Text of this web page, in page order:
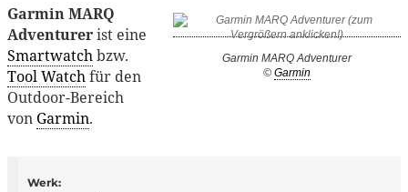
Garmin MARQ Adventurer
© Garmin
Garmin MARQ
Adventurerist eine
Smartwatchbzw.
Tool Watchfür den
Outdoor-Bereich
von Garmin.
Werk: